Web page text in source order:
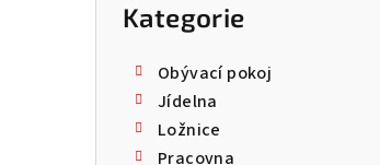
Přeskočit
kategorie
Kategorie
Obývací pokoj
Jídelna
Ložnice
Pracovna